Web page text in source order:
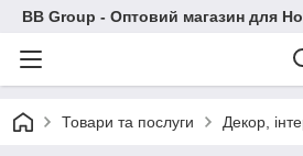
BB Group - Оптовий магазин для
Товари та послуги Декор,